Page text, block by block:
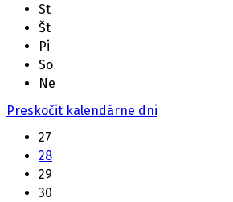
St
Št
Pi
So
Ne
Preskočit kalendárne dni
27
28
29
30